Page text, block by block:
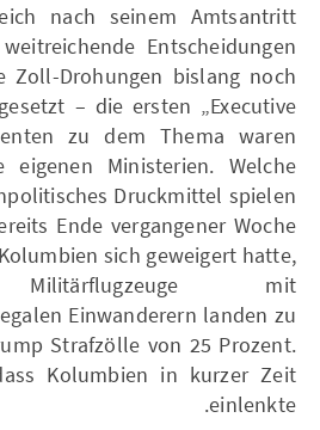
nach seinem Amtsantritt
Entscheidungen
Zoll-Drohungen bislang noch
– die ersten „Executive
zu dem Thema waren
eigenen Ministerien. Welche
Druckmittel spielen
Ende vergangener Woche
sich geweigert hatte,
Militärflugzeuge mit
Einwanderern landen zu
Strafzölle von 25 Prozent.
Kolumbien in kurzer Zeit
einlenkte.